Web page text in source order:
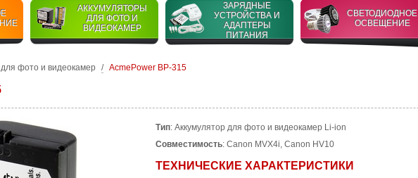
АККУМУЛЯТОРЫ
ДЛЯ ФОТО И
ВИДЕОКАМЕР
ЗАРЯДНЫЕ
УСТРОЙСТВА И
АДАПТЕРЫ
ПИТАНИЯ
СВЕТОДИОДНОЕ
ОСВЕЩЕНИЕ
фото и видеокамер / AcmePower BP-315
Тип: Аккумулятор для фото и видеокамер Li-ion
Совместимость: Canon MVX4i, Canon HV10
ТЕХНИЧЕСКИЕ ХАРАКТЕРИСТИКИ